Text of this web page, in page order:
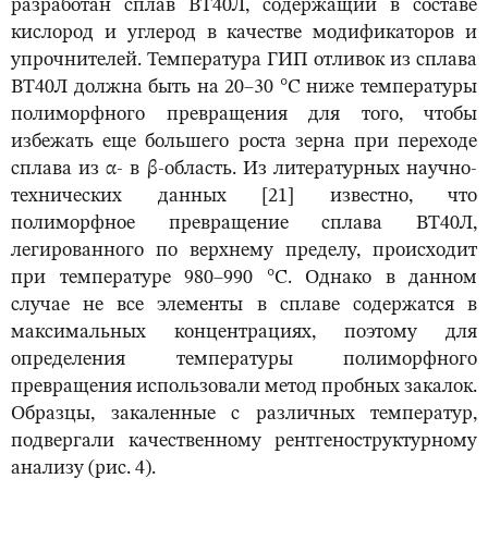
разработан сплав ВТ40Л, содержащий в составе
кислород и углерод в качестве модификаторов и
упрочнителей. Температура ГИП отливок из сплава
ВТ40Л должна быть на 20–30 °С ниже температуры
полиморфного превращения для того, чтобы
избежать еще большего роста зерна при переходе
сплава из α- в β-область. Из литературных научно-
технических данных [21] известно, что
полиморфное превращение сплава ВТ40Л,
легированного по верхнему пределу, происходит
при температуре 980–990 °С. Однако в данном
случае не все элементы в сплаве содержатся в
максимальных концентрациях, поэтому для
определения температуры полиморфного
превращения использовали метод пробных закалок.
Образцы, закаленные с различных температур,
подвергали качественному рентгеноструктурному
анализу (рис. 4).